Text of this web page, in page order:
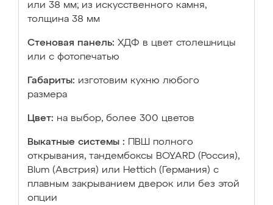
или 38 мм; из искусственного камня,
толщина 38 мм
Стеновая панель: ХДФ в цвет столешницы
или с фотопечатью
Габариты: изготовим кухню любого
размера
Цвет: на выбор, более 300 цветов
Выкатные системы :
ПВШ полного
открывания, тандембоксы BOYARD (Россия),
Blum (Австрия) или Hettich (Германия) с
плавным закрыванием дверок или без этой
опции